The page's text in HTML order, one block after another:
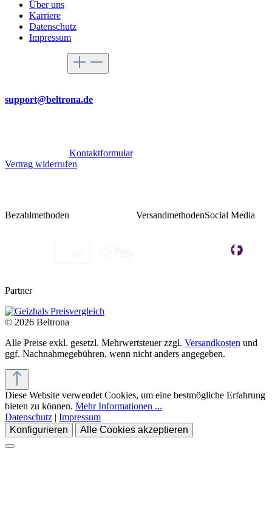
Über uns
Karriere
Datenschutz
Impressum
support@beltrona.de
Kontaktformular.
Vertrag widerrufen
Bezahlmethoden VersandmethodenSocial Media
Partner
© 2026 Beltrona
Alle Preise exkl. gesetzl. Mehrwertsteuer zzgl. Versandkosten und
ggf. Nachnahmegebühren, wenn nicht anders angegeben.
Diese Website verwendet Cookies, um eine bestmögliche Erfahrung
bieten zu können. Mehr Informationen ...
Datenschutz | Impressum
Konfigurieren
Alle Cookies akzeptieren